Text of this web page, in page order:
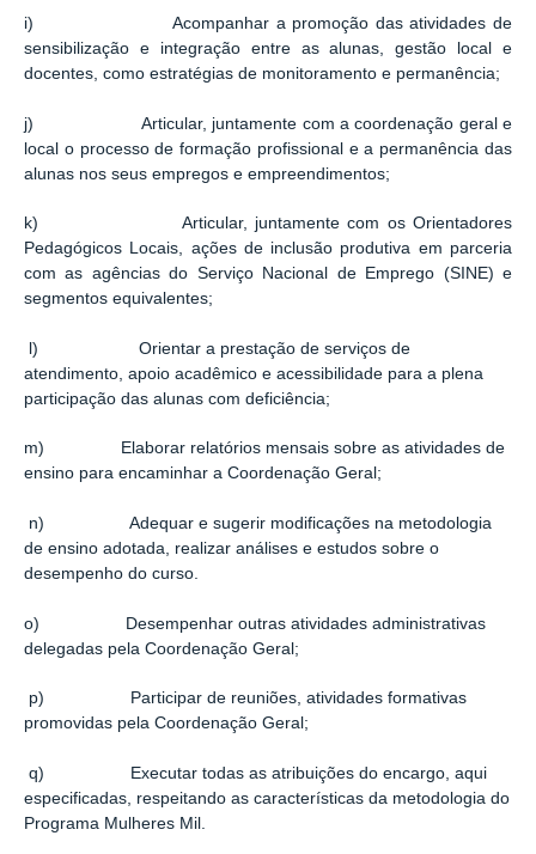
i) Acompanhar a promoção das atividades de
sensibilização e integração entre as alunas, gestão local e
docentes, como estratégias de monitoramento e permanência;
j) Articular, juntamente com a coordenação geral e
local o processo de formação profissional e a permanência das
alunas nos seus empregos e empreendimentos;
k) Articular, juntamente com os Orientadores
Pedagógicos Locais, ações de inclusão produtiva em parceria
com as agências do Serviço Nacional de Emprego (SINE) e
segmentos equivalentes;
l) Orientar a prestação de serviços de
atendimento, apoio acadêmico e acessibilidade para a plena
participação das alunas com deficiência;
m) Elaborar relatórios mensais sobre as atividades de
ensino para encaminhar a Coordenação Geral;
n) Adequar e sugerir modificações na metodologia
de ensino adotada, realizar análises e estudos sobre o
desempenho do curso.
o) Desempenhar outras atividades administrativas
delegadas pela Coordenação Geral;
p) Participar de reuniões, atividades formativas
promovidas pela Coordenação Geral;
q) Executar todas as atribuições do encargo, aqui
especificadas, respeitando as características da metodologia do
Programa Mulheres Mil.